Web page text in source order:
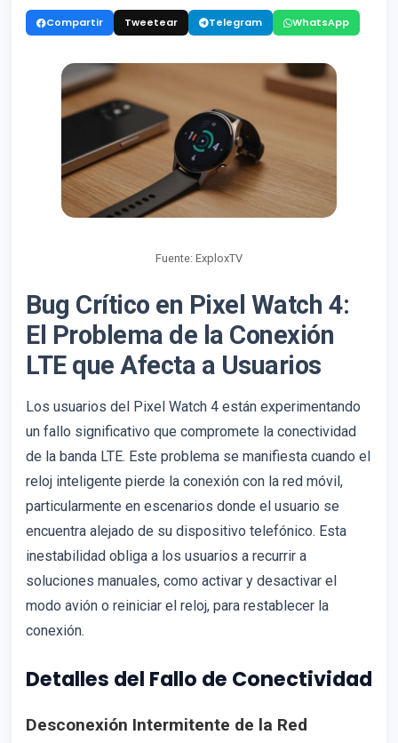
Compartir Tweetear Telegram WhatsApp
Fuente: ExploxTV
Bug Crítico en Pixel Watch 4:
El Problema de la Conexión
LTE que Afecta a Usuarios
Los usuarios del Pixel Watch 4 están experimentando
un fallo significativo que compromete la conectividad
de la banda LTE. Este problema se manifiesta cuando el
reloj inteligente pierde la conexión con la red móvil,
particularmente en escenarios donde el usuario se
encuentra alejado de su dispositivo telefónico. Esta
inestabilidad obliga a los usuarios a recurrir a
soluciones manuales, como activar y desactivar el
modo avión o reiniciar el reloj, para restablecer la
conexión.
Detalles del Fallo de Conectividad
Desconexión Intermitente de la Red